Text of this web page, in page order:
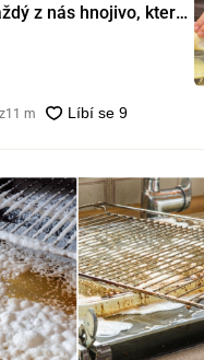
z nás hnojivo, které
11 m